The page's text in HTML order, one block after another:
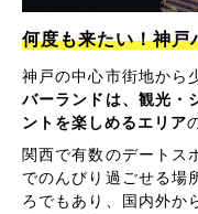
何度も来たい！神戸
神戸の中心市街地から
バーランドは、観光・
ントを楽しめるエリア
関西で有数のデートス
でのんびり過ごせる場
ろでもあり、国内外か